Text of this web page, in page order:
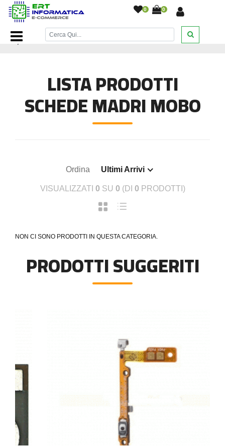
0 0
Home Page/Componenti Computer/Schede Madri MOBO
/
LISTA PRODOTTI
SCHEDE MADRI MOBO
Ordina Ultimi Arrivi
VISUALIZZATI 0 SU 0 (DI 0 PRODOTTI)
NON CI SONO PRODOTTI IN QUESTA CATEGORIA.
PRODOTTI SUGGERITI